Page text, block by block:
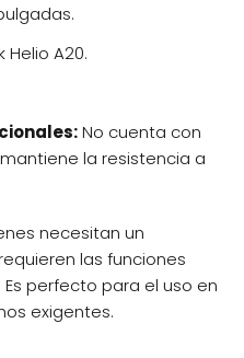
Helio A20.
No cuenta con
la resistencia a
necesitan un
las funciones
Es perfecto para el uso en
exigentes.